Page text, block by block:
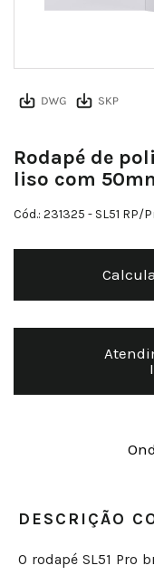
Rodapé de
liso com
Cód.: 231325 - SL51 RP/
DESCRIÇÃO
O rodapé SL51 Pro